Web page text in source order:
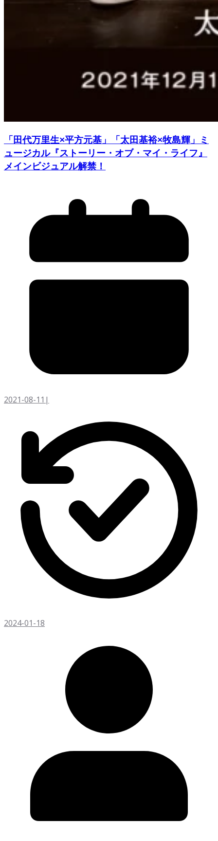
「田代万里生×平方元基」「太田基裕×牧島輝」ミ
ュージカル『ストーリー・オブ・マイ・ライフ』
メインビジュアル解禁！
2021-08-11 |
2024-01-18